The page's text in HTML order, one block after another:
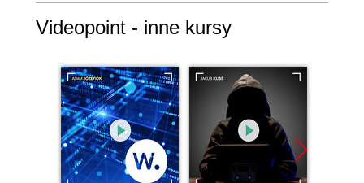
Videopoint - inne kursy